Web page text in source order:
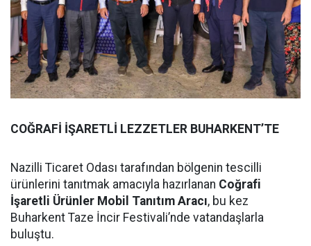
COĞRAFİ İŞARETLİ LEZZETLER BUHARKENT’TE
Nazilli Ticaret Odası tarafından bölgenin tescilli
ürünlerini tanıtmak amacıyla hazırlanan Coğrafi
İşaretli Ürünler Mobil Tanıtım Aracı, bu kez
Buharkent Taze İncir Festivali’nde vatandaşlarla
buluştu.